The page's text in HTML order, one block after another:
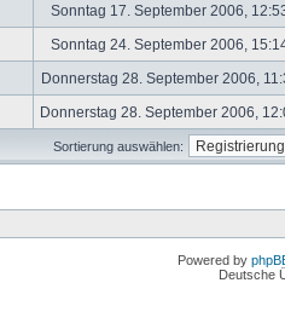
Sonntag 17. September 2006,
Sonntag 24. September 2006,
Donnerstag 28. September 2006,
Donnerstag 28. September 2006,
Sortierung auswählen:
Powered by
Deutsche